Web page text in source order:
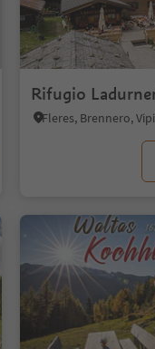
Rifugio
Fleres, Brennero,